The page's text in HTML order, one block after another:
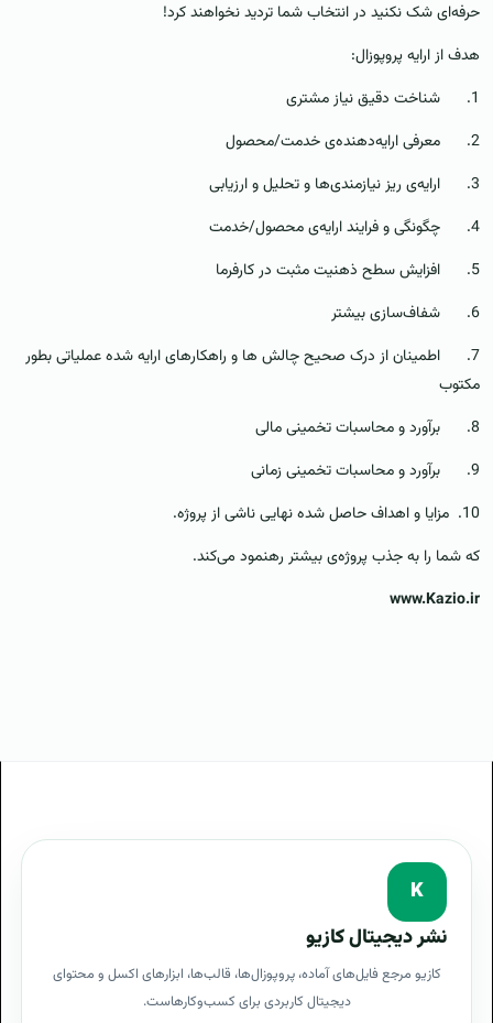
حرفه‌ای شک نکنید در انتخاب شما تردید نخواهند کرد!
هدف از ارایه پروپوزال:
1. شناخت دقیق نیاز مشتری
2. معرفی ارایه‌دهنده‌ی خدمت/محصول
3. ارایه‌ی ریز نیازمندی‌ها و تحلیل و ارزیابی
4. چگونگی و فرایند ارایه‌ی محصول/خدمت
5. افزایش سطح ذهنیت مثبت در کارفرما
6. شفاف‌سازی بیشتر
7. اطمینان از درک صحیح چالش ها و راهکارهای ارایه شده عملیاتی بطور
مکتوب
8. برآورد و محاسبات تخمینی مالی
9. برآورد و محاسبات تخمینی زمانی
10. مزایا و اهداف حاصل شده نهایی ناشی از پروژه.
که شما را به جذب پروژه‌ی بیشتر رهنمود می‌کند.
www.Kazio.ir
K
نشر دیجیتال کازیو
کازیو مرجع فایل‌های آماده، پروپوزال‌ها، قالب‌ها، ابزارهای اکسل و محتوای
دیجیتال کاربردی برای کسب‌وکارهاست.